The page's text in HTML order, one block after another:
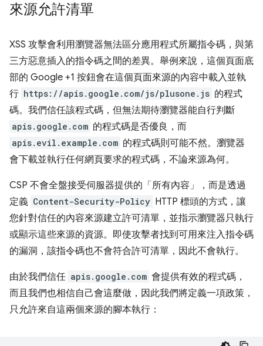
來源允許清單
XSS 攻擊會利用瀏覽器無法區分應用程式所屬指令碼，與第
三方惡意插入的指令碼之間的差異。舉例來說，這個頁面底
部的 Google +1 按鈕會在這個頁面來源的內容中載入並執
行 https://apis.google.com/js/plusone.js 的程式
碼。我們信任該程式碼，但無法期待瀏覽器能自行判斷
apis.google.com 的程式碼是否優良，而
apis.evil.example.com 的程式碼則可能不然。瀏覽器
會下載並執行任何網頁要求的程式碼，不論來源為何。
CSP 不會全盤接受伺服器提供的「所有內容」
，而是透過
定義 Content-Security-Policy HTTP 標頭的方式，讓
您針對信任的內容來源建立許可清單，並指示瀏覽器只執行
或顯示這些來源的資源。即使攻擊者找到可用來注入指令碼
的漏洞，該指令碼也不會符合許可清單，因此不會執行。
由於我們信任 apis.google.com 會提供有效的程式碼，
而且我們也相信自己會這麼做，因此我們將定義一項政策，
只允許來自這兩個來源的腳本執行：